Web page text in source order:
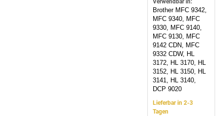
Verwendbar in:
Brother MFC 9342,
MFC 9340, MFC
9330, MFC 9140,
MFC 9130, MFC
9142 CDN, MFC
9332 CDW, HL
3172, HL 3170, HL
3152, HL 3150, HL
3141, HL 3140,
DCP 9020
Lieferbar in 2-3
Tagen